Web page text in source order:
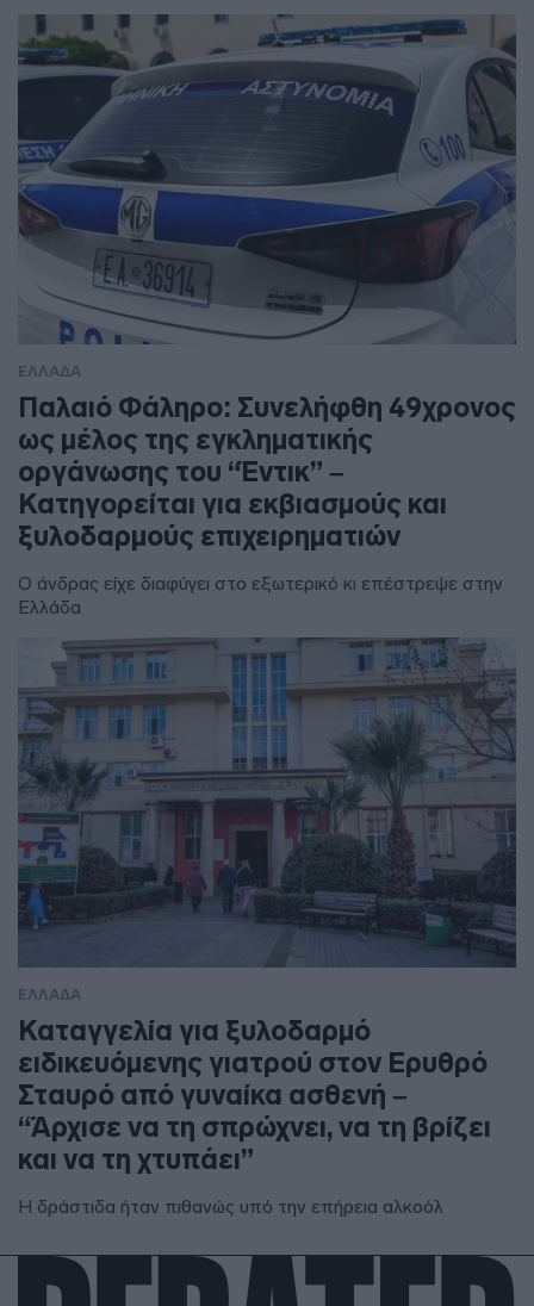
ΕΛΛΑΔΑ
Παλαιό Φάληρο: Συνελήφθη 49χρονος
ως μέλος της εγκληματικής
οργάνωσης του “Έντικ” –
Κατηγορείται για εκβιασμούς και
ξυλοδαρμούς επιχειρηματιών
Ο άνδρας είχε διαφύγει στο εξωτερικό κι επέστρεψε στην
Ελλάδα
ΕΛΛΑΔΑ
Καταγγελία για ξυλοδαρμό
ειδικευόμενης γιατρού στον Ερυθρό
Σταυρό από γυναίκα ασθενή –
“Άρχισε να τη σπρώχνει, να τη βρίζει
και να τη χτυπάει”
Η δράστιδα ήταν πιθανώς υπό την επήρεια αλκοόλ